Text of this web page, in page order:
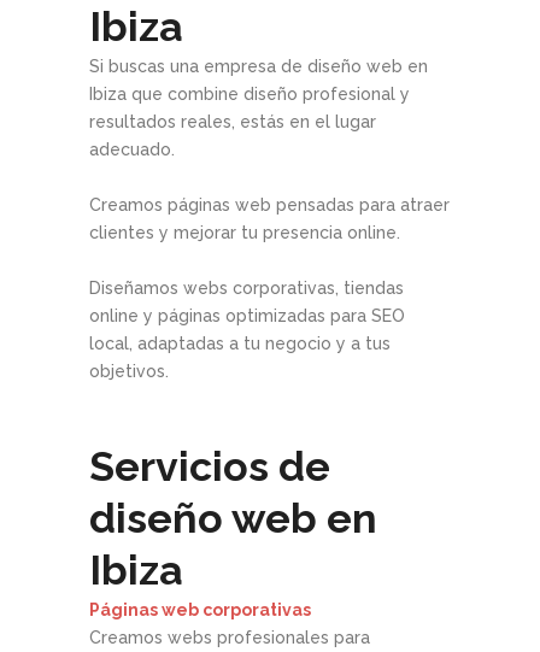
Ibiza
Si buscas una empresa de diseño web en
Ibiza que combine diseño profesional y
resultados reales, estás en el lugar
adecuado.
Creamos páginas web pensadas para atraer
clientes y mejorar tu presencia online.
Diseñamos webs corporativas, tiendas
online y páginas optimizadas para SEO
local, adaptadas a tu negocio y a tus
objetivos.
Servicios de
diseño web en
Ibiza
Páginas web corporativas
Creamos webs profesionales para